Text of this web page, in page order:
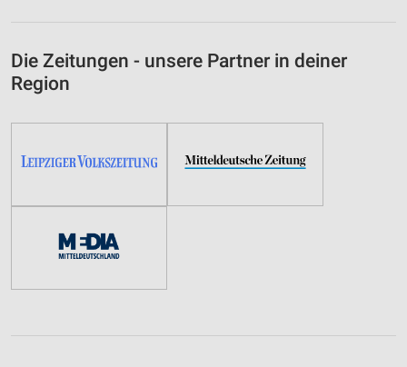
Die Zeitungen - unsere Partner in deiner
Region